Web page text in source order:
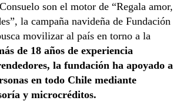
son el motor de “Regala amor,
la campaña navideña de Fundación
movilizar al país en torno a la
de 18 años de experiencia
la fundación ha apoyado a
en todo Chile mediante
y microcréditos.